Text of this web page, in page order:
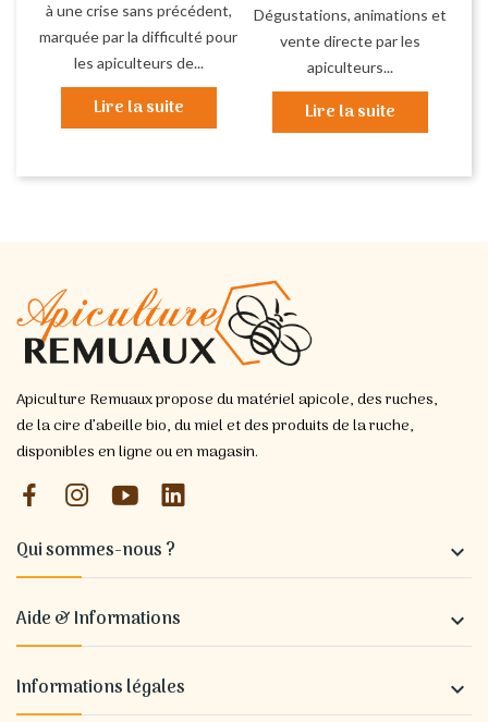
à une crise sans précédent,
marquée par la difficulté pour
les apiculteurs de...
Lire la suite
Dégustations, animations et
vente directe par les
apiculteurs...
Lire la suite
Apiculture Remuaux propose du matériel apicole, des ruches,
de la cire d’abeille bio, du miel et des produits de la ruche,
disponibles en ligne ou en magasin.
Qui sommes-nous ? 
Aide & Informations 
Informations légales 